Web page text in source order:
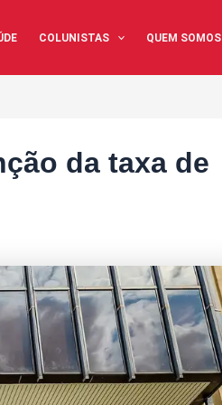
COLUNISTAS QUEM SOMOS
da taxa de